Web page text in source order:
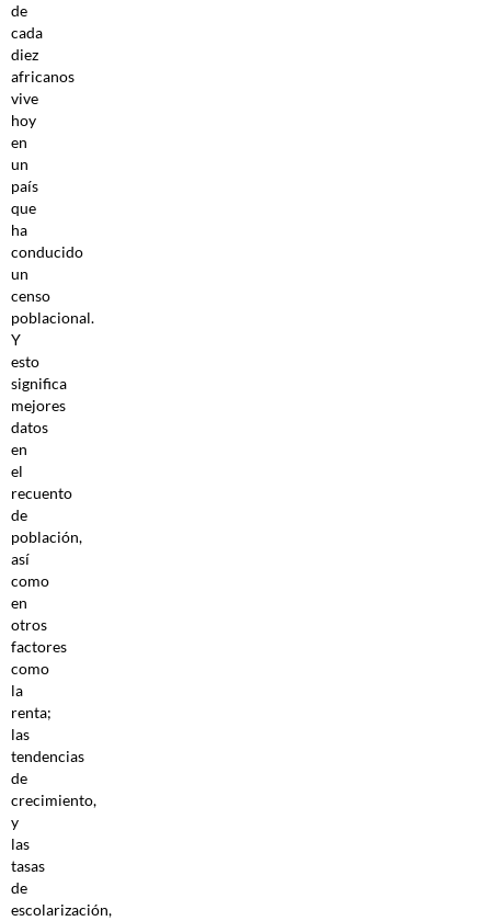
de
cada
diez
africanos
vive
hoy
en
un
país
que
ha
conducido
un
censo
poblacional.
Y
esto
significa
mejores
datos
en
el
recuento
de
población,
así
como
en
otros
factores
como
la
renta;
las
tendencias
de
crecimiento,
y
las
tasas
de
escolarización,